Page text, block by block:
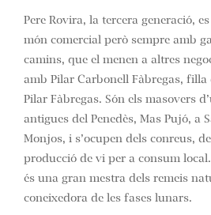
Pere Rovira, la tercera generació,
món comercial però sempre amb
camins, que el menen a altres
amb Pilar Carbonell Fàbregas, filla
Pilar Fàbregas. Són els masovers
antigues del Penedès, Mas Pujó, a
Monjos, i s’ocupen dels conreus,
producció de vi per a consum
és una gran mestra dels remeis
coneixedora de les fases lunars.